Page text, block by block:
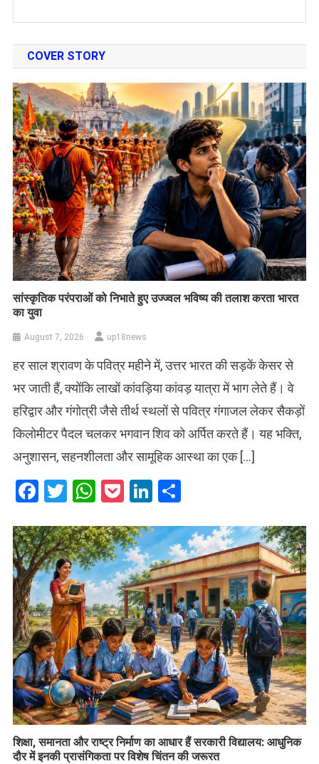
COVER STORY
सांस्कृतिक परंपराओं को निभाते हुए उज्ज्वल भविष्य की तलाश करता भारत
का युवा
August 7, 2026 up18news
हर साल श्रावण के पवित्र महीने में, उत्तर भारत की सड़कें केसर से
भर जाती हैं, क्योंकि लाखों कांवड़िया कांवड़ यात्रा में भाग लेते हैं। वे
हरिद्वार और गंगोत्री जैसे तीर्थ स्थलों से पवित्र गंगाजल लेकर सैकड़ों
किलोमीटर पैदल चलकर भगवान शिव को अर्पित करते हैं। यह भक्ति,
अनुशासन, सहनशीलता और सामूहिक आस्था का एक […]
Facebook
Twitter
WhatsApp
PocketLinkedIn
शिक्षा, समानता और राष्ट्र निर्माण का आधार हैं सरकारी विद्यालय: आधुनिक
दौर में इनकी प्रासंगिकता पर विशेष चिंतन की जरूरत